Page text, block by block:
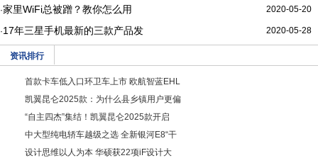
2020-05-20
·家里WiFi总被蹭？教你怎么用
2020-05-28
·17年三星手机最新的三款产品发
资讯排行
首款卡车低入口环卫车上市 欧航智蓝EHL
凯翼昆仑2025款：为什么县乡镇用户更偏
“自主四杰”集结！凯翼昆仑2025款开启
中大型纯电轿车越级之选 全新银河E8“干
设计思维以人为本 华硕获22项iF设计大